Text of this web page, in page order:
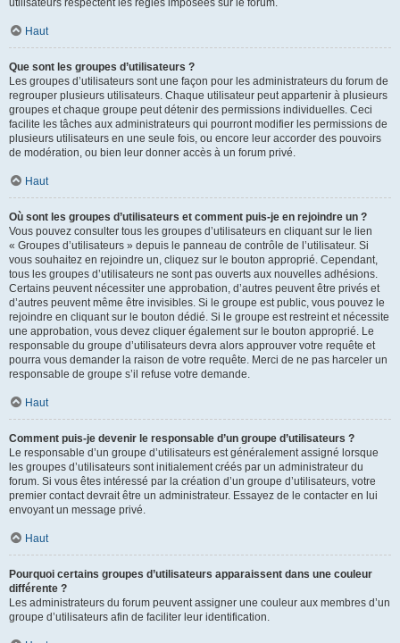
utilisateurs respectent les règles imposées sur le forum.
Haut
Que sont les groupes d’utilisateurs ?
Les groupes d’utilisateurs sont une façon pour les administrateurs du forum de
regrouper plusieurs utilisateurs. Chaque utilisateur peut appartenir à plusieurs
groupes et chaque groupe peut détenir des permissions individuelles. Ceci
facilite les tâches aux administrateurs qui pourront modifier les permissions de
plusieurs utilisateurs en une seule fois, ou encore leur accorder des pouvoirs
de modération, ou bien leur donner accès à un forum privé.
Haut
Où sont les groupes d’utilisateurs et comment puis-je en rejoindre un ?
Vous pouvez consulter tous les groupes d’utilisateurs en cliquant sur le lien
« Groupes d’utilisateurs » depuis le panneau de contrôle de l’utilisateur. Si
vous souhaitez en rejoindre un, cliquez sur le bouton approprié. Cependant,
tous les groupes d’utilisateurs ne sont pas ouverts aux nouvelles adhésions.
Certains peuvent nécessiter une approbation, d’autres peuvent être privés et
d’autres peuvent même être invisibles. Si le groupe est public, vous pouvez le
rejoindre en cliquant sur le bouton dédié. Si le groupe est restreint et nécessite
une approbation, vous devez cliquer également sur le bouton approprié. Le
responsable du groupe d’utilisateurs devra alors approuver votre requête et
pourra vous demander la raison de votre requête. Merci de ne pas harceler un
responsable de groupe s’il refuse votre demande.
Haut
Comment puis-je devenir le responsable d’un groupe d’utilisateurs ?
Le responsable d’un groupe d’utilisateurs est généralement assigné lorsque
les groupes d’utilisateurs sont initialement créés par un administrateur du
forum. Si vous êtes intéressé par la création d’un groupe d’utilisateurs, votre
premier contact devrait être un administrateur. Essayez de le contacter en lui
envoyant un message privé.
Haut
Pourquoi certains groupes d’utilisateurs apparaissent dans une couleur
différente ?
Les administrateurs du forum peuvent assigner une couleur aux membres d’un
groupe d’utilisateurs afin de faciliter leur identification.